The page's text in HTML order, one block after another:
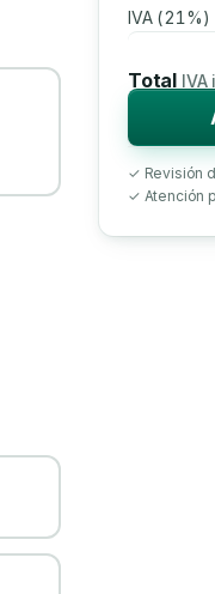
IVA (21%)
Total IVA
✓ Revisión
✓ Atención